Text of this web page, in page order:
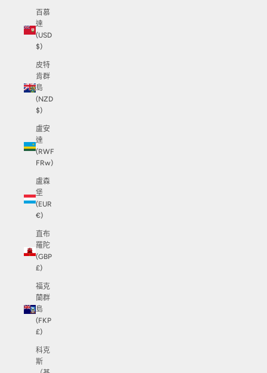
百慕
達
(USD
$)
皮特
肯群
島
(NZD
$)
盧安
達
(RWF
FRw)
盧森
堡
(EUR
€)
直布
羅陀
(GBP
£)
福克
蘭群
島
(FKP
£)
科克
斯